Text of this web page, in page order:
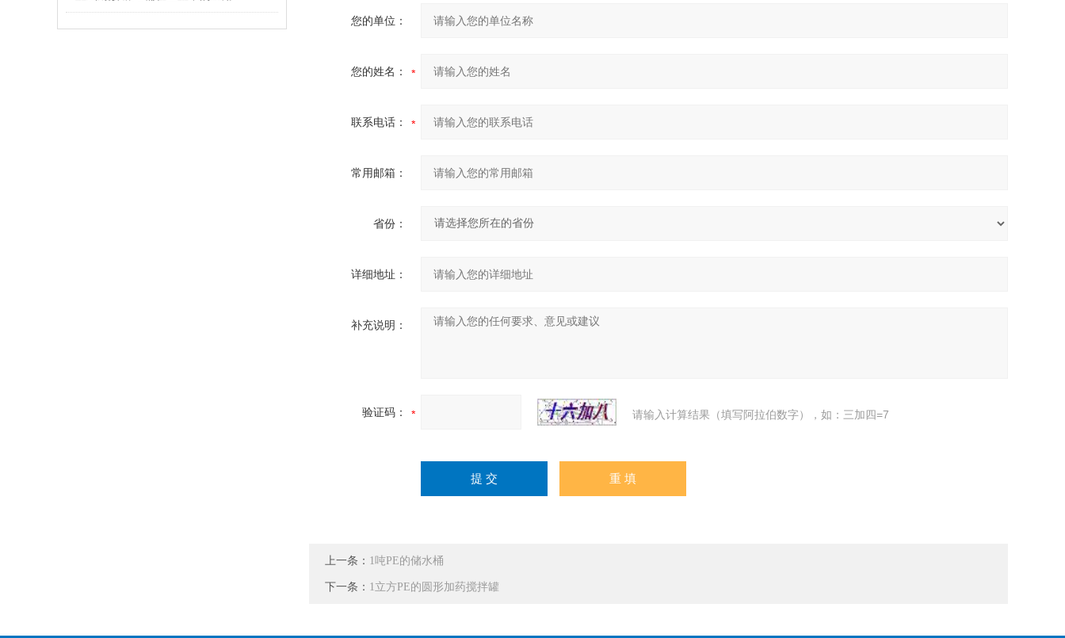
您的单位：
您的姓名：
联系电话：
常用邮箱：
省份：
详细地址：
补充说明：
验证码： 请输入计算结果（填写阿拉伯数字），如：三加四=7
上一条： 1吨PE的储水桶
下一条： 1立方PE的圆形加药搅拌罐